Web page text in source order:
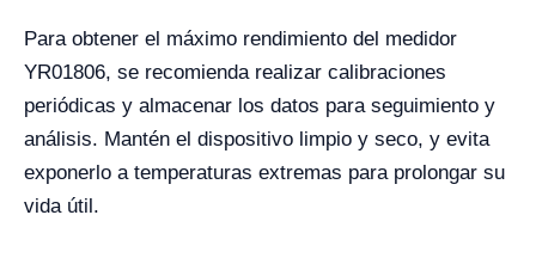
Para obtener el máximo rendimiento del medidor
YR01806, se recomienda realizar calibraciones
periódicas y almacenar los datos para seguimiento y
análisis. Mantén el dispositivo limpio y seco, y evita
exponerlo a temperaturas extremas para prolongar su
vida útil.